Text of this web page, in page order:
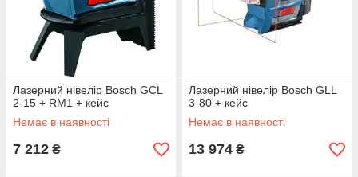
Лазерний нівелір Bosch GCL
2-15 + RM1 + кейс
Немає в наявності
7 212 ₴
Лазерний нівелір Bosch GLL
3-80 + кейс
Немає в наявності
13 974 ₴